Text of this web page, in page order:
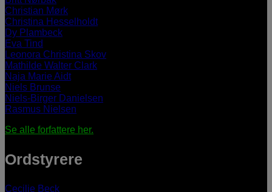
Christian Mørk
Christina Hesselholdt
Dy Plambeck
Eva Tind
Leonora Christina Skov
Mathilde Walter Clark
Naja Marie Aidt
Niels Brunse
Niels-Birger Danielsen
Rasmus Nielsen
Se alle forfattere her.
Ordstyrere
Cecilie Beck